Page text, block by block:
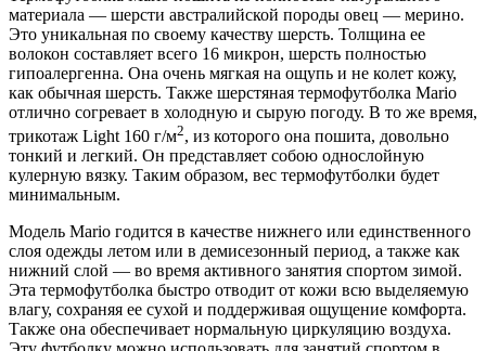
материала — шерсти австралийской породы овец — мерино.
Это уникальная по своему качеству шерсть. Толщина ее
волокон составляет всего 16 микрон, шерсть полностью
гипоалергенна. Она очень мягкая на ощупь и не колет кожу,
как обычная шерсть. Также шерстяная термофутболка Mario
отлично согревает в холодную и сырую погоду. В то же время,
трикотаж Light 160 г/м2, из которого она пошита, довольно
тонкий и легкий. Он представляет собою однослойную
кулерную вязку. Таким образом, вес термофутболки будет
минимальным.
Модель Mario годится в качестве нижнего или единственного
слоя одежды летом или в демисезонный период, а также как
нижний слой — во время активного занятия спортом зимой.
Эта термофутболка быстро отводит от кожи всю выделяемую
влагу, сохраняя ее сухой и поддерживая ощущение комфорта.
Также она обеспечивает нормальную циркуляцию воздуха.